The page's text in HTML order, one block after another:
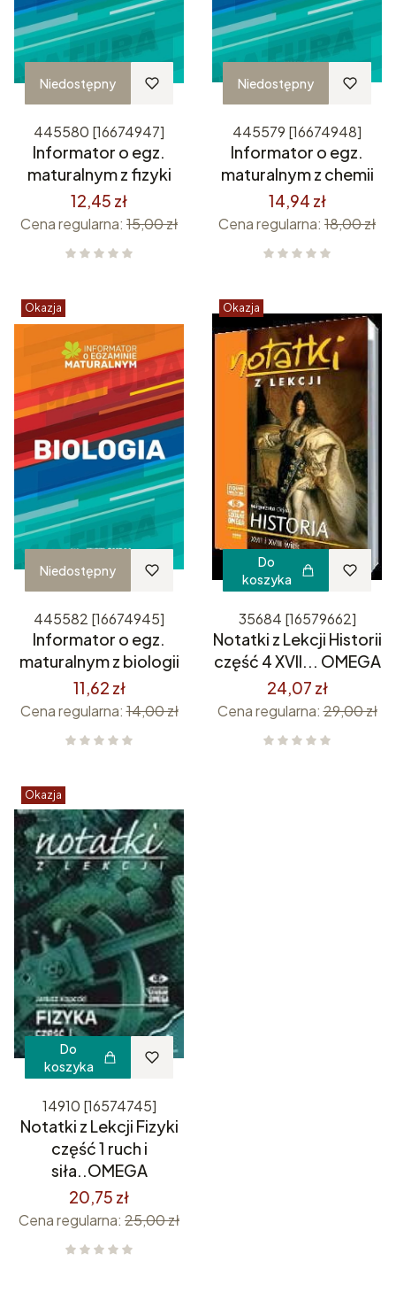
Niedostępny
445580 [16674947]
Informator o egz.
maturalnym z fizyki
12,45 zł
Cena regularna: 15,00 zł
Niedostępny
445579 [16674948]
Informator o egz.
maturalnym z chemii
14,94 zł
Cena regularna: 18,00 zł
Okazja
Niedostępny
445582 [16674945]
Informator o egz.
maturalnym z biologii
11,62 zł
Cena regularna: 14,00 zł
Okazja
Do
koszyka
35684 [16579662]
Notatki z Lekcji Historii
część 4 XVII... OMEGA
24,07 zł
Cena regularna: 29,00 zł
Okazja
Do
koszyka
14910 [16574745]
Notatki z Lekcji Fizyki
część 1 ruch i
siła..OMEGA
20,75 zł
Cena regularna: 25,00 zł